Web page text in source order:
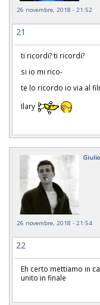
26 novembre, 2018 - 21:52
21
ti ricordi? ti ricordi?
si io mi rico-
te lo ricordo io via al
Ilary
26 novembre, 2018 - 21:54
22
Eh certo mettiamo in
unito in finale